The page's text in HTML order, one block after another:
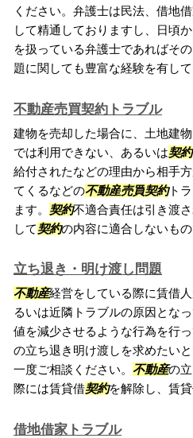
ください。弁護士は民法、借地
して精通しておりますし、日頃
を扱っている弁護士であればそ
題に関しても豊富な経験を有して
不動産売買契約トラブル
建物を売却した場合に、土地建
では利用できない、あるいは契約
給付されたなどの理由から相手
てくるなどの不動産売買契約ト
ます。 契約不適合責任は引き渡
して契約の内容に適合しないも
立ち退き・明け渡し問題
不動産経営をしている際に賃借
るいは近隣トラブルの原因とな
値を減少させるような行為を行
の立ち退き明け渡しを求めたい
一度ご相談ください。 不動産の
際には賃貸借契約を解除し、賃
借地借家トラブル